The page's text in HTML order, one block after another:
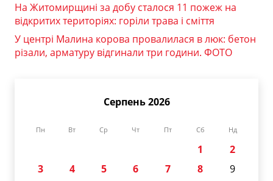
На Житомирщині за добу сталося 11 пожеж на
відкритих територіях: горіли трава і сміття
У центрі Малина корова провалилася в люк: бетон
різали, арматуру відгинали три години. ФОТО
Серпень 2026
Пн Вт Ср Чт Пт Сб Нд
1
2
3
4 5 6 7 8
9